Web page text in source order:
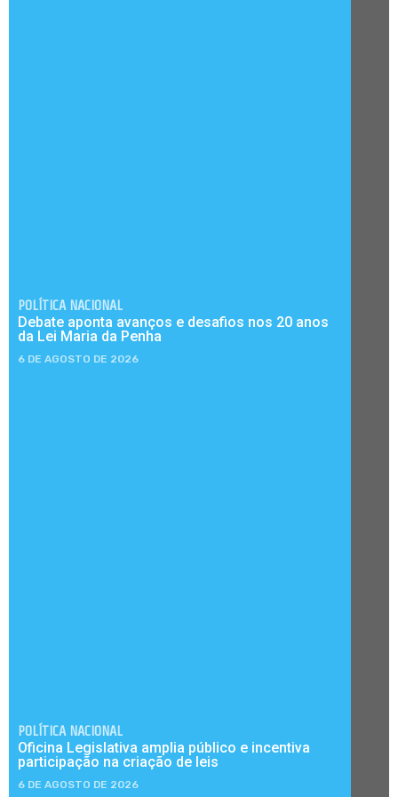
POLÍTICA NACIONAL
Debate aponta avanços e desafios nos 20 anos
da Lei Maria da Penha
6 DE AGOSTO DE 2026
POLÍTICA NACIONAL
Oficina Legislativa amplia público e incentiva
participação na criação de leis
6 DE AGOSTO DE 2026